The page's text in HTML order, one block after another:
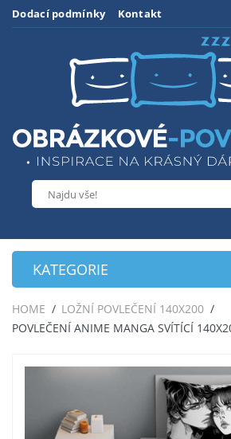
Dodací podmínky Kontakt
KATEGORIE
HOME
LOŽNÍ POVLEČENÍ 140X200
POVLEČENÍ ANIME MANGA SVÍTÍCÍ